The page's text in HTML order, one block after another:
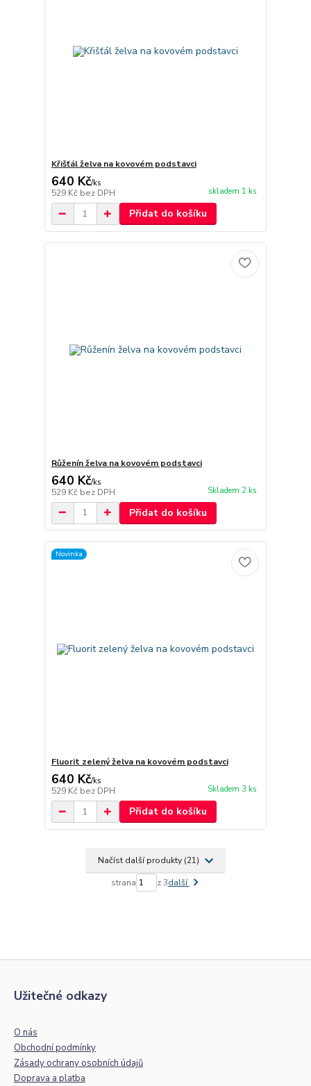
Křišťál želva na kovovém podstavci
640 Kč/ks
529 Kč bez DPH skladem 1 ks
Přidat do košíku
Růženín želva na kovovém podstavci
640 Kč/ks
529 Kč bez DPH Skladem 2 ks
Přidat do košíku
Novinka
Fluorit zelený želva na kovovém podstavci
640 Kč/ks
529 Kč bez DPH Skladem 3 ks
Přidat do košíku
Načíst další produkty (21)
strana z 3další
Užitečné odkazy
O nás
Obchodní podmínky
Zásady ochrany osobních údajů
Doprava a platba